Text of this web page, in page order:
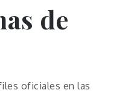
de
oficiales en las